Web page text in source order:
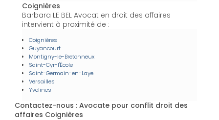
Coignières
Barbara LE BEL Avocat en droit des affaires
intervient à proximité de :
Coignières
Guyancourt
Montigny-le-Bretonneux
Saint-Cyr-l'École
Saint-Germain-en-Laye
Versailles
Yvelines
Contactez-nous : Avocate pour conflit droit des
affaires Coignières